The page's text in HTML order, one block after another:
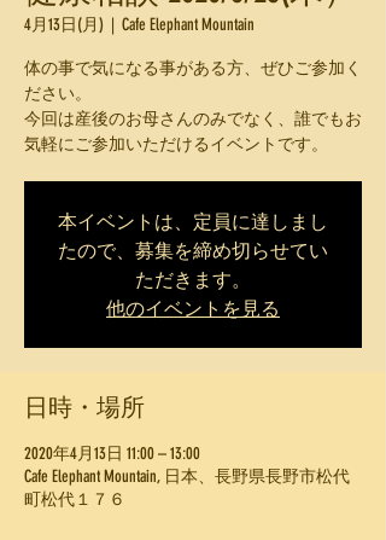
4月13日(月)
  |
Cafe Elephant Mountain
体の事で気になる事がある方、ぜひご参加く
ださい。
今回は産後のお母さんのみでなく、誰でもお
気軽にご参加いただけるイベントです。
本イベントは、定員に達しまし
たので、募集を締め切らせてい
ただきます。
他のイベントを見る
日時・場所
2020年4月13日 11:00 – 13:00
Cafe Elephant Mountain, 日本、長野県長野市松代
町松代１７６